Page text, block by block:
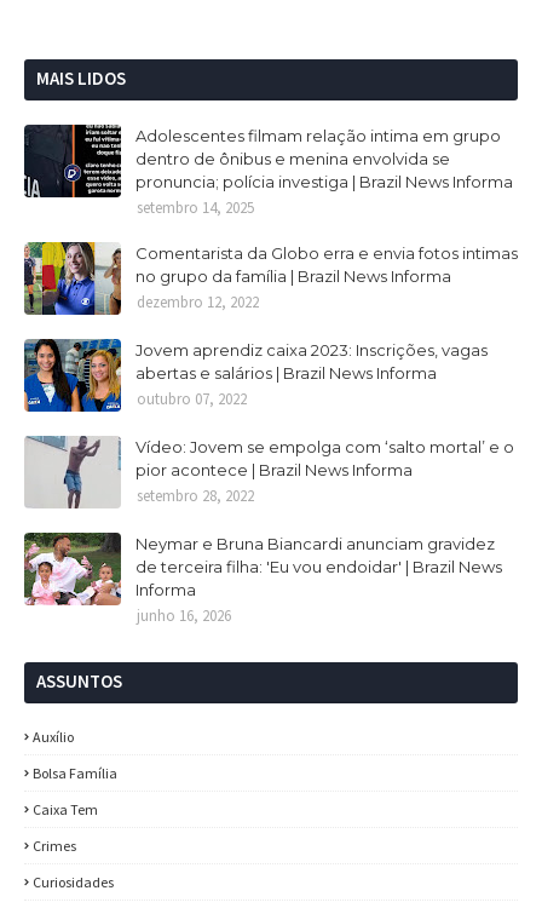
MAIS LIDOS
Adolescentes filmam relação intima em grupo
dentro de ônibus e menina envolvida se
pronuncia; polícia investiga | Brazil News Informa
setembro 14, 2025
Comentarista da Globo erra e envia fotos intimas
no grupo da família | Brazil News Informa
dezembro 12, 2022
Jovem aprendiz caixa 2023: Inscrições, vagas
abertas e salários | Brazil News Informa
outubro 07, 2022
Vídeo: Jovem se empolga com ‘salto mortal’ e o
pior acontece | Brazil News Informa
setembro 28, 2022
Neymar e Bruna Biancardi anunciam gravidez
de terceira filha: 'Eu vou endoidar' | Brazil News
Informa
junho 16, 2026
ASSUNTOS
Auxílio
Bolsa Família
Caixa Tem
Crimes
Curiosidades